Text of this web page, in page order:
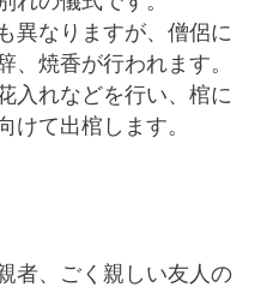
異なりますが、僧侶に
、焼香が行われます。
入れなどを行い、棺に
けて出棺します。
者、ごく親しい友人の